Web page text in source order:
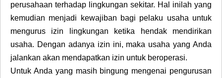
perusahaan terhadap lingkungan sekitar. Hal inilah yang
kemudian menjadi kewajiban bagi pelaku usaha untuk
mengurus izin lingkungan ketika hendak mendirikan
usaha. Dengan adanya izin ini, maka usaha yang Anda
jalankan akan mendapatkan izin untuk beroperasi.
Untuk Anda yang masih bingung mengenai pengurusan